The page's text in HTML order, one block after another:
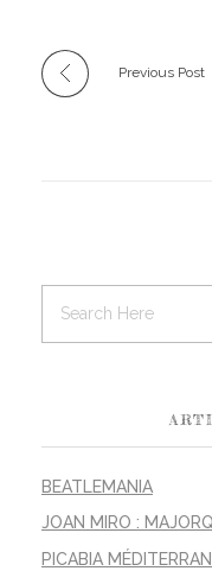
Previous Post
BEATLEMANIA
JOAN MIRO :
PICABIA